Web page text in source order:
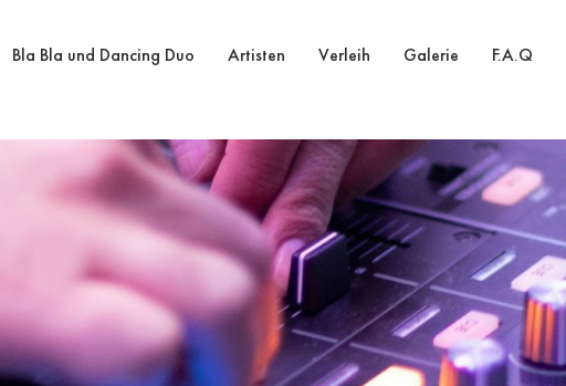
Bla Bla und Dancing Duo Artisten Verleih Galerie F.A.Q